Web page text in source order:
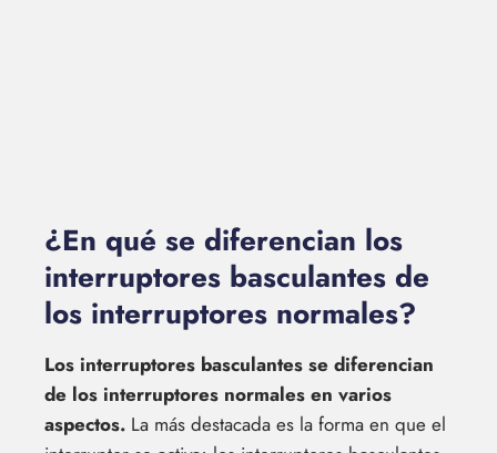
¿En qué se diferencian los
interruptores basculantes de
los interruptores normales?
Los interruptores basculantes se diferencian
de los interruptores normales en varios
aspectos. La más destacada es la forma en que el